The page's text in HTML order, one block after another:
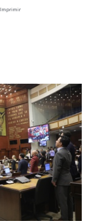
Imprimir